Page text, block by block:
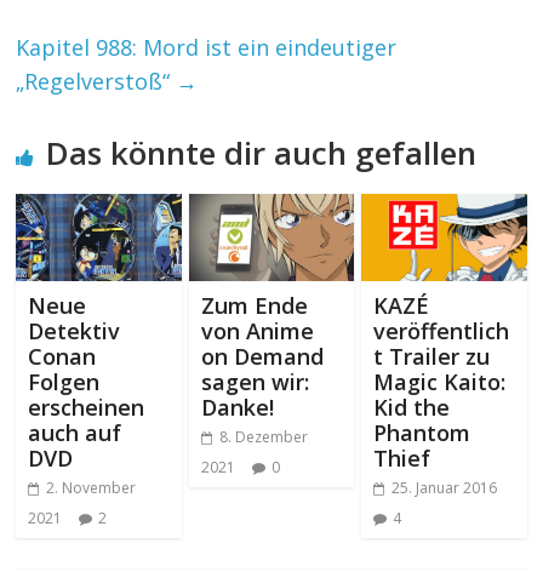
Kapitel 988: Mord ist ein eindeutiger
„Regelverstoß“ →
Das könnte dir auch gefallen
Neue
Detektiv
Conan
Folgen
erscheinen
auch auf
DVD
2. November
2021
2
Zum Ende
von Anime
on Demand
sagen wir:
Danke!
8. Dezember
2021
0
KAZÉ
veröffentlich
t Trailer zu
Magic Kaito:
Kid the
Phantom
Thief
25. Januar 2016
4